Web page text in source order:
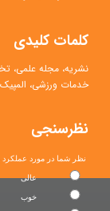
کلمات کلیدی
نشریه، مجله علمی،
خدمات ورزشی، المپیک.
نظرسنجی
نظر شما در مورد عملکرد
عالی
خوب